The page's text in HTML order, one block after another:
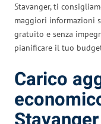
Stavanger, ti
maggiori informazioni
gratuito e senza
pianificare il tuo
Carico